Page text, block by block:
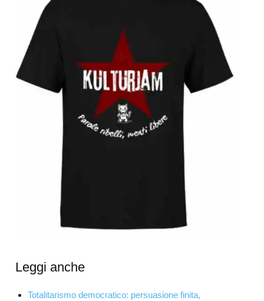
Leggi anche
Totalitarismo democratico: persuasione finita,